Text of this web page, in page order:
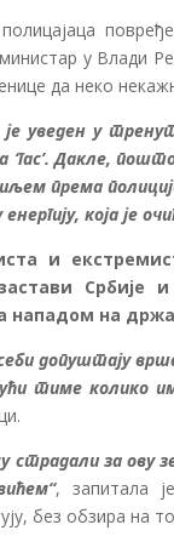
у Влади
да неко
је уведен у
Дакле,
према
која је
и
Србије
нападом на
допуштају
тиме колико
страдали за ову
, запитала
без обзира на